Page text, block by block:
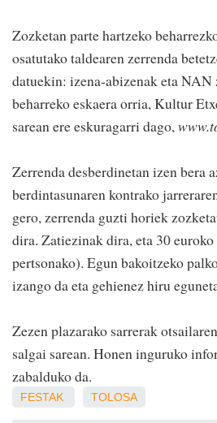
Zozketan parte hartzeko
osatutako taldearen zerrenda
datuekin: izena-abizenak eta NAN
beharreko eskaera orria, Kultur
sarean ere eskuragarri dago,
Zerrenda desberdinetan izen bera
berdintasunaren kontrako
gero, zerrenda guzti horiek
dira. Zatiezinak dira, eta 30
pertsonako). Egun bakoitzeko
izango da eta gehienez hiru
Zezen plazarako sarrerak
salgai sarean. Honen inguruko
zabalduko da.
FESTAK TOLOSA